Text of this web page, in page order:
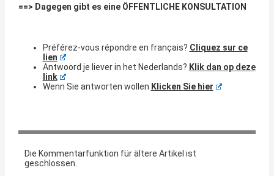
==> Dagegen gibt es eine ÖFFENTLICHE KONSULTATION
Préférez-vous répondre en français? Cliquez sur ce
lien
Antwoord je liever in het Nederlands? Klik dan op deze
link
Wenn Sie antworten wollen Klicken Sie hier
Die Kommentarfunktion für ältere Artikel ist
geschlossen.